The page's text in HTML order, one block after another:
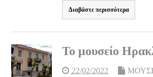
Διαβάστε περισσότερα
Το μουσείο
22/02/2022